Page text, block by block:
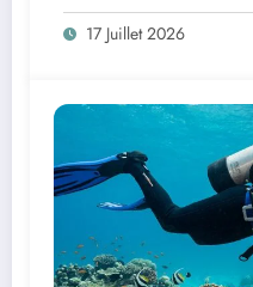
17 Juillet 2026